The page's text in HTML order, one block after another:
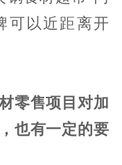
可以近距离开
零售项目对加
也有一定的要